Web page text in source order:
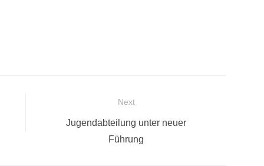
Next
NextJugendabteilung unter neuer
Führung